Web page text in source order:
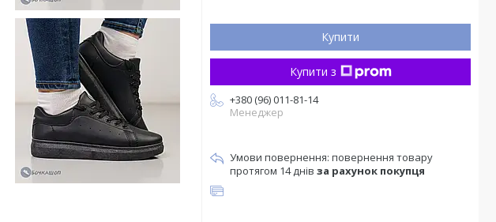
Купити
Купити з
+380 (96) 011-81-14
Менеджер
повернення товару
протягом 14 днів за рахунок покупця